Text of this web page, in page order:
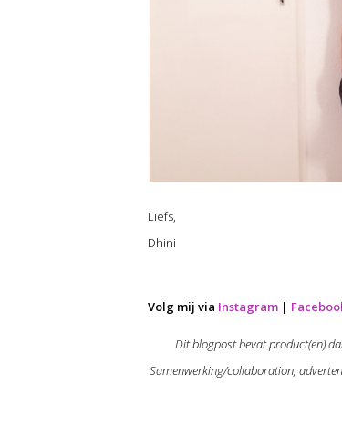
Liefs,
Dhini
Volg mij via Instagram |
Dit blogpost bevat product(en)
Samenwerking/collaboration,